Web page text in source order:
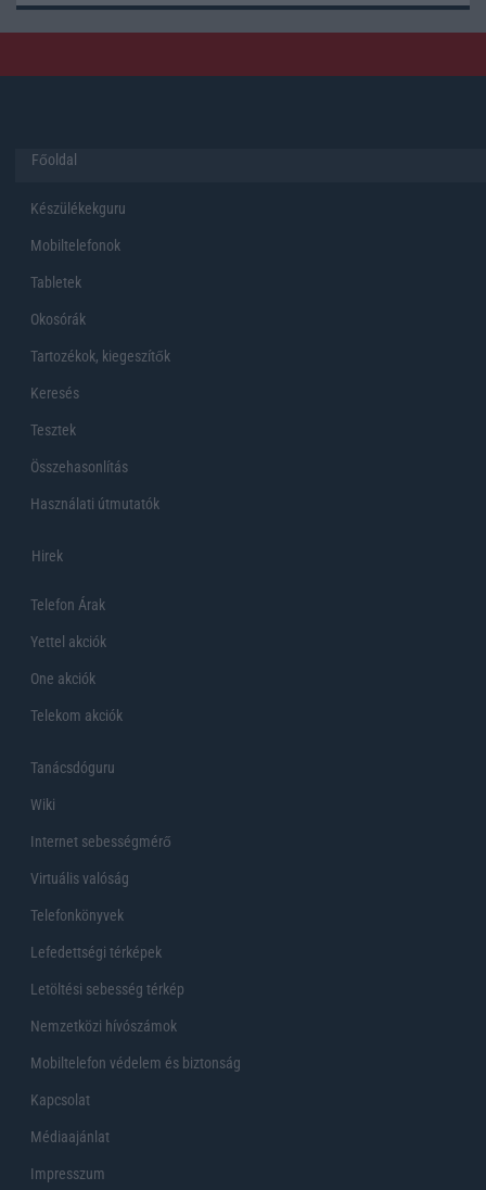
Főoldal
Készülékekguru
Mobiltelefonok
Tabletek
Okosórák
Tartozékok, kiegeszítők
Keresés
Tesztek
Összehasonlítás
Használati útmutatók
Hirek
Telefon Árak
Yettel akciók
One akciók
Telekom akciók
Tanácsdóguru
Wiki
Internet sebességmérő
Virtuális valóság
Telefonkönyvek
Lefedettségi térképek
Letöltési sebesség térkép
Nemzetközi hívószámok
Mobiltelefon védelem és biztonság
Kapcsolat
Médiaajánlat
Impresszum